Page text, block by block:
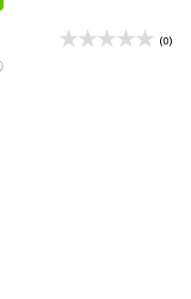
(0)